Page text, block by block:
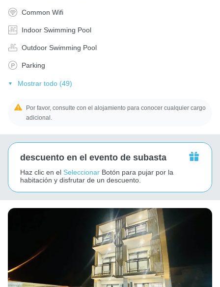
Common Wifi
Indoor Swimming Pool
Outdoor Swimming Pool
Parking
Mostrar todo (49)
Por favor, consulte con el alojamiento para conocer cualquier cargo
adicional.
descuento en el evento de subasta
Haz clic en el Seleccionar Botón para pujar por la
habitación y disfrutar de un descuento.